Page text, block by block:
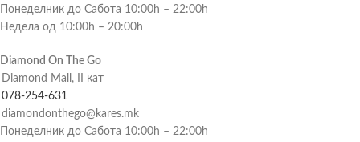
Понеделник до Сабота 10:00h – 22:00h
Недела од 10:00h – 20:00h
Diamond On The Go
Diamond Mall, II кат
078-254-631
diamondonthego@kares.mk
Понеделник до Сабота 10:00h – 22:00h